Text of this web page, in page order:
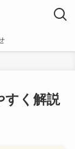
すく解説